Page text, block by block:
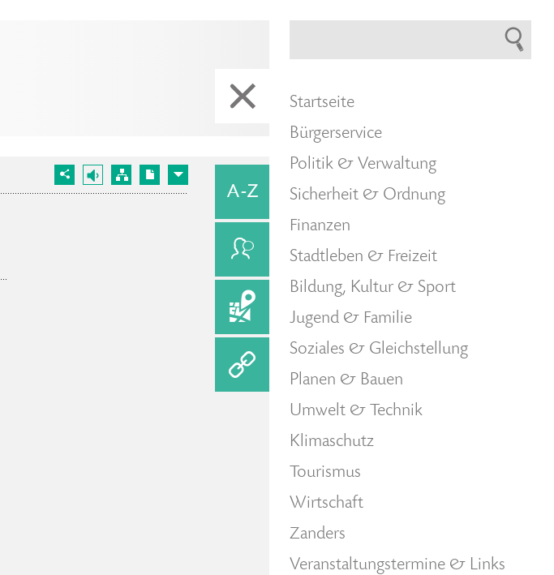
Startseite
Bürgerservice
Politik & Verwaltung
Sicherheit & Ordnung
Finanzen
Stadtleben & Freizeit
Bildung, Kultur & Sport
Jugend & Familie
Soziales & Gleichstellung
Planen & Bauen
Umwelt & Technik
Klimaschutz
Tourismus
Wirtschaft
Zanders
Veranstaltungstermine & Links